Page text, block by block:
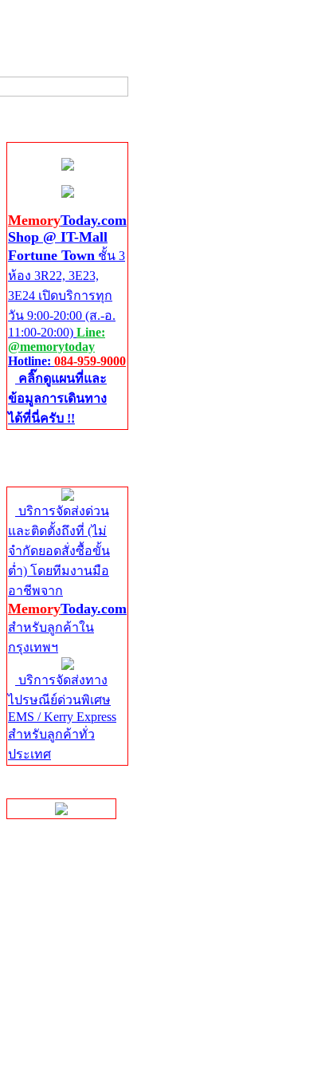
MemoryToday.com
Shop @ IT-Mall
Fortune Town ชั้น 3
ห้อง 3R22, 3E23,
3E24 เปิดบริการทุก
วัน 9:00-20:00 (ส.-อ.
11:00-20:00) Line:
@memorytoday
Hotline: 084-959-9000
คลิ๊กดูแผนที่และ
ข้อมูลการเดินทาง
ได้ที่นี่ครับ !!
บริการจัดส่งด่วน
และติดตั้งถึงที่ (ไม่
จำกัดยอดสั่งซื้อขั้น
ต่ำ) โดยทีมงานมือ
อาชีพจาก
MemoryToday.com
สำหรับลูกค้าใน
กรุงเทพฯ
บริการจัดส่งทาง
ไปรษณีย์ด่วนพิเศษ
EMS / Kerry Express
สำหรับลูกค้าทั่ว
ประเทศ